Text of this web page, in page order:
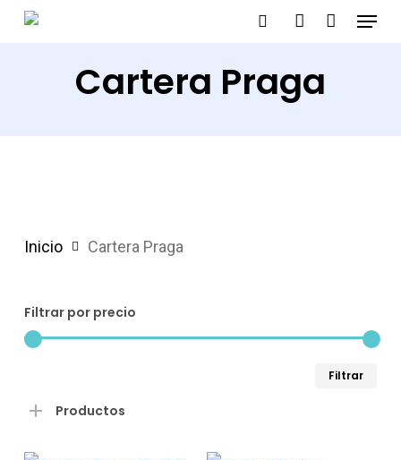
Skip
Menu
Cartera Praga
Inicio Cartera Praga
Filtrar por precio
Filtrar
Productos